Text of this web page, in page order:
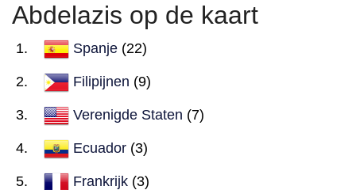
Abdelazis op de kaart
Spanje (22)
Filipijnen (9)
Verenigde Staten (7)
Ecuador (3)
Frankrijk (3)